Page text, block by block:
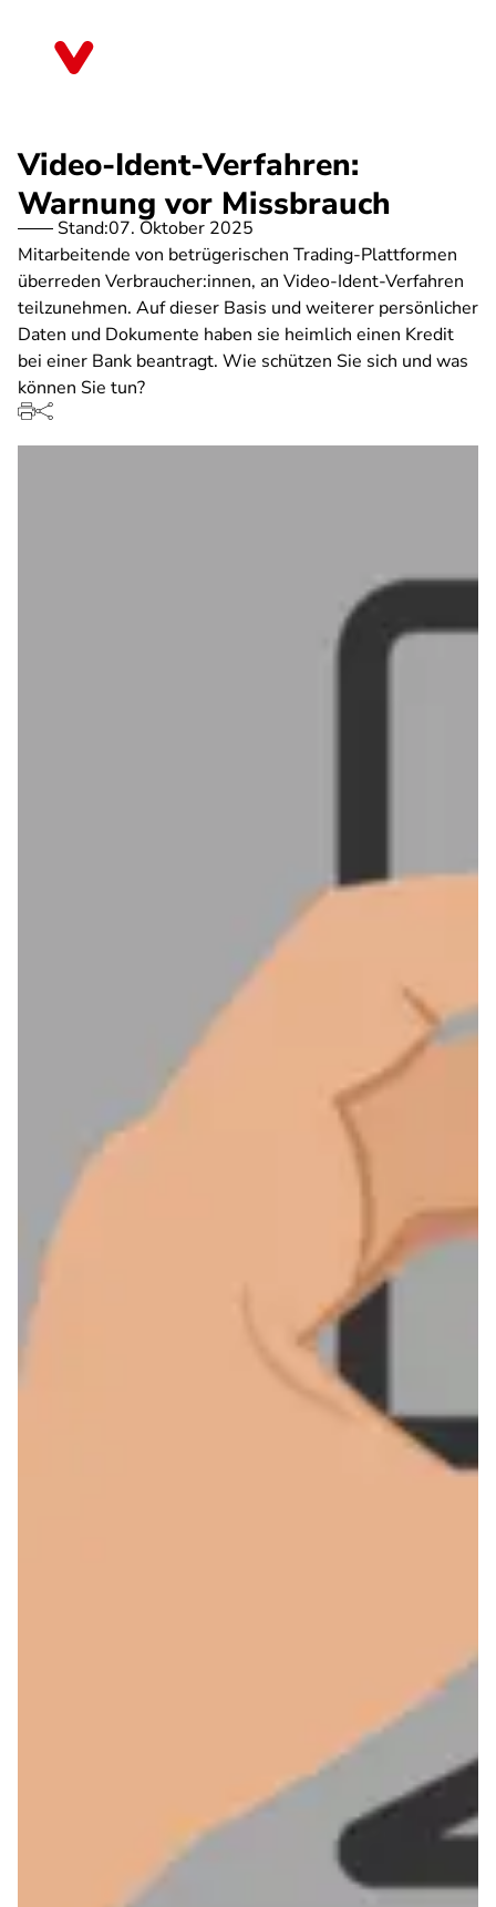
Video-Ident-Verfahren:
Warnung vor Missbrauch
Stand:07. Oktober 2025
Mitarbeitende von betrügerischen Trading-Plattformen
überreden Verbraucher:innen, an Video-Ident-Verfahren
teilzunehmen. Auf dieser Basis und weiterer persönlicher
Daten und Dokumente haben sie heimlich einen Kredit
bei einer Bank beantragt. Wie schützen Sie sich und was
können Sie tun?